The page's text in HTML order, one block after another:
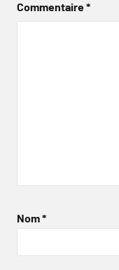
Commentaire*
Nom*